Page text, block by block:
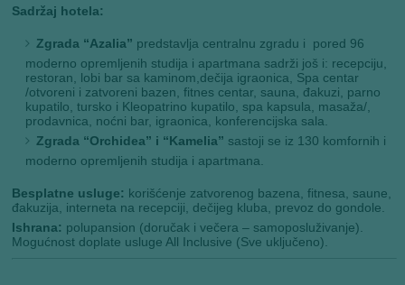
Sadržaj hotela:
Zgrada “Azalia” predstavlja centralnu zgradu i pored 96
moderno opremljenih studija i apartmana sadrži još i: recepciju,
restoran, lobi bar sa kaminom,dečija igraonica, Spa centar
/otvoreni i zatvoreni bazen, fitnes centar, sauna, đakuzi, parno
kupatilo, tursko i Kleopatrino kupatilo, spa kapsula, masaža/,
prodavnica, noćni bar, igraonica, konferencijska sala.
Zgrada “Orchidea” i “Kamelia” sastoji se iz 130 komfornih i
moderno opremljenih studija i apartmana.
Besplatne usluge: korišćenje zatvorenog bazena, fitnesa, saune,
đakuzija, interneta na recepciji, dečijeg kluba, prevoz do gondole.
Ishrana: polupansion (doručak i večera – samoposluživanje).
Mogućnost doplate usluge All Inclusive (Sve uključeno).